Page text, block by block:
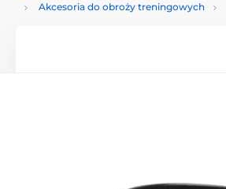
Akcesoria do obroży treningowych